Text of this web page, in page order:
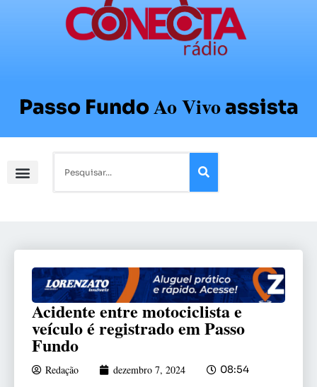
Passo FundoAo Vivoassista
Acidente entre motociclista e
veículo é registrado em Passo
Fundo
Redação dezembro 7, 2024 08:54